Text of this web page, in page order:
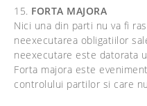
15. FORTA MAJORA
Nici una din parti nu va fi
neexecutarea obligatiilor
neexecutare este datorata
Forta majora este
controlului partilor si care